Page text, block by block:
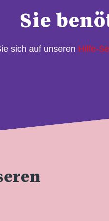
Sie
sich auf unseren Hilfe-